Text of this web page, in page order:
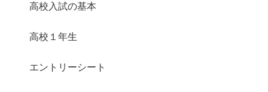
高校入試の基本
高校１年生
エントリーシート